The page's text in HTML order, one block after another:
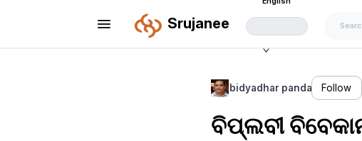
Srujanee
bidyadhar panda Follow
ବିପ୍ଲବୀ